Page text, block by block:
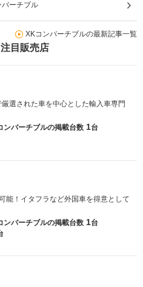
バーチブル
XKコンバーチブルの最新記事一覧
目販売店
選された車を中心とした輸入車専門
ンバーチブルの掲載台数 1台
能！イタフラなど外国車を得意として
ンバーチブルの掲載台数 1台